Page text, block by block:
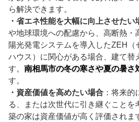
ら解決できます。
・省エネ性能を大幅に向上させたい
や地球環境への配慮から、高断熱・
陽光発電システムを導入したZEH（
ハウス）に関心がある場合、建て替
す。 南相馬市の冬の寒さや夏の暑さ
す。
・資産価値を高めたい場合：将来的
る、または次世代に引き継ぐことを
築の家は資産価値が高く評価されま